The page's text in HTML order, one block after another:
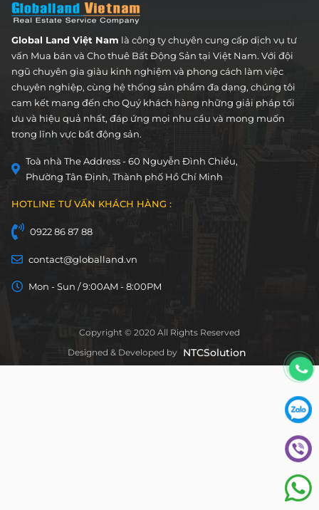
Global Land Việt Nam là công ty chuyên cung cấp dịch vụ tư
vấn Mua bán và Cho thuê Bất Động Sản tại Việt Nam. Với đội
ngũ chuyên gia giàu kinh nghiệm và phong cách làm việc
chuyên nghiệp, cùng hệ thống sản phẩm đa dạng, chúng tôi
cam kết mang đến cho Quý khách hàng những giải pháp tối
ưu và hiệu quả nhất, đáp ứng mọi nhu cầu và mong muốn
trong lĩnh vực bất động sản.
Toà nhà The Address - 60 Nguyễn Đình Chiểu,
Phường Tân Định, Thành phố Hồ Chí Minh
HOTLINE TƯ VẤN KHÁCH HÀNG :
0922 86 87 88
contact@globalland.vn
Mon - Sun / 9:00AM - 8:00PM
Copyright © 2020 All Rights Reserved
Designed & Developed by
NTCSolution